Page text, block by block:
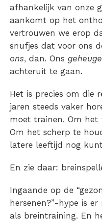
afhankelijk van onze
aankomt op het
vertrouwen we erop
snufjes dat voor ons
ons, dan. Ons
achteruit te gaan.
Het is precies om die
jaren steeds vaker
moet trainen. Om
Om het scherp te
latere leeftijd nog
En zie daar:
Ingaande op de
hersenen?”-hype is er
als breintraining. En